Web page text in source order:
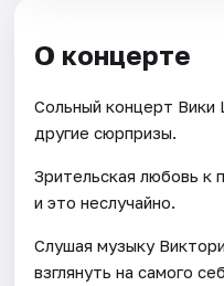
О концерте
Сольный концерт
другие сюрпризы.
Зрительская любовь к
и это неслучайно.
Слушая музыку
взглянуть на самого